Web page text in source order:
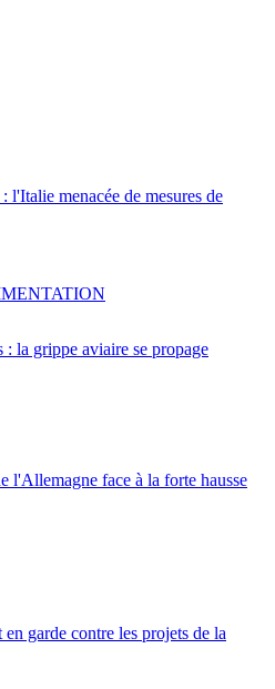
l'Italie menacée de mesures de
: la grippe aviaire se propage
l'Allemagne face à la forte hausse
garde contre les projets de la